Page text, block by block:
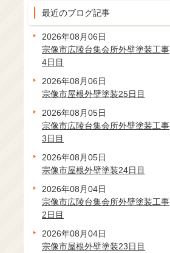
最近のブログ記事
2026年08月06日
宗像市広陵台集会所外壁塗装工事
4日目
2026年08月06日
宗像市屋根外壁塗装25日目
2026年08月05日
宗像市広陵台集会所外壁塗装工事
3日目
2026年08月05日
宗像市屋根外壁塗装24日目
2026年08月04日
宗像市広陵台集会所外壁塗装工事
2日目
2026年08月04日
宗像市屋根外壁塗装23日目